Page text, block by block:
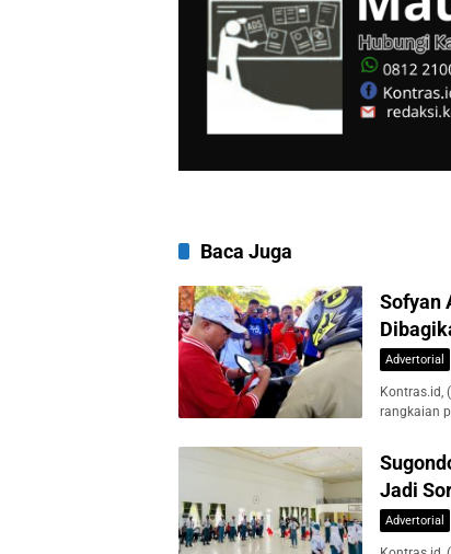
Baca Juga
Sofyan
Advertorial
Kontras.id,
rangkaian
Jadi
Advertorial